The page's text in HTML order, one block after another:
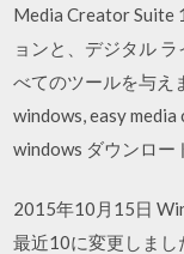
Media Creator Suite
ョンと、デジタル
べてのツールを与え
windows, easy
windows ダウンロー
2015年10月15日
最近10に変更しま